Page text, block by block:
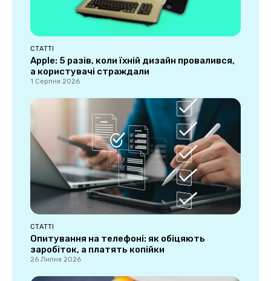
СТАТТІ
Apple: 5 разів, коли їхній дизайн провалився,
а користувачі страждали
1 Серпня 2026
СТАТТІ
Опитування на телефоні: як обіцяють
заробіток, а платять копійки
26 Липня 2026